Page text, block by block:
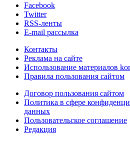
Facebook
Twitter
RSS-ленты
E-mail рассылка
Контакты
Реклама на сайте
Использование материалов
Правила пользования сайтом
Договор пользования сайтом
Политика в сфере
данных
Пользовательское соглашение
Редакция